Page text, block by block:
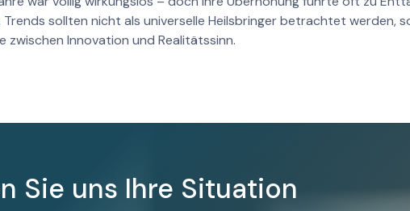
sollten nicht als universelle Heilsbringer betrachtet werden,
zwischen Innovation und Realitätssinn.
Sie uns Ihre Situation